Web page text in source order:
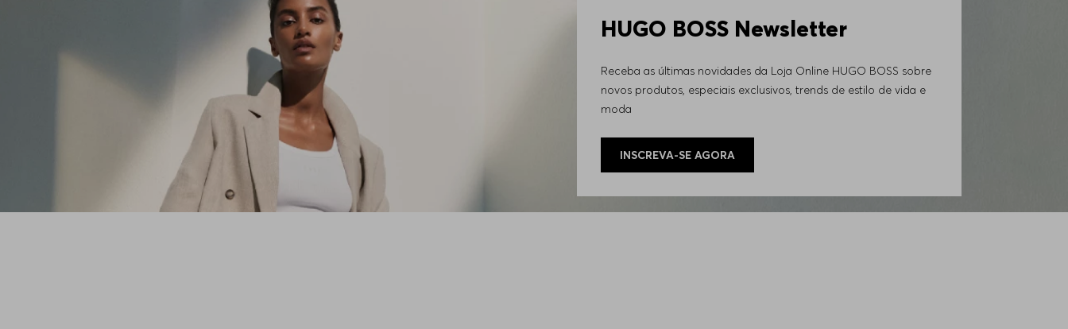
HUGO BOSS Newsletter
Receba as últimas novidades da Loja Online HUGO BOSS sobre
novos produtos, especiais exclusivos, trends de estilo de vida e
moda
INSCREVA-SE AGORA